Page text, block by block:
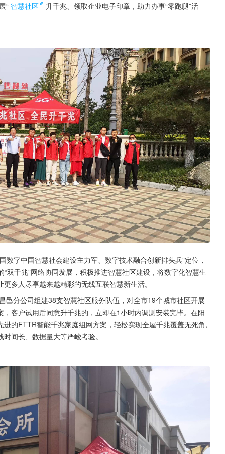
“ 智慧社区 升千兆、领取企业电子印章，助力办事“零跑腿”活
字中国智慧社会建设主力军、数字技术融合创新排头兵”定位，
双千兆”网络协同发展，积极推进智慧社区建设，将数字化智慧生
多人尽享越来越精彩的无线互联智慧新生活。
邑分公司组建38支智慧社区服务队伍，对全市19个城市社区开展
客户试用后同意升千兆的，立即在1小时内调测安装完毕。在阳
的FTTR智能千兆家庭组网方案，轻松实现全屋千兆覆盖无死角,
间长、数据量大等严峻考验。